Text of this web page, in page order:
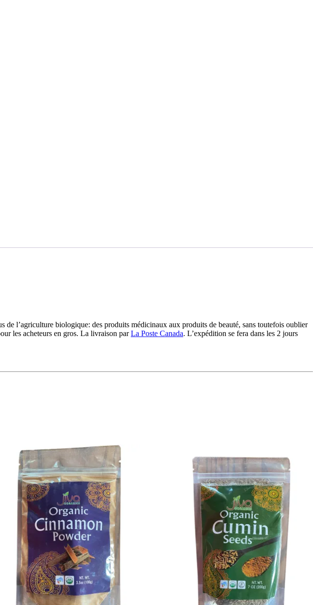
de l’agriculture biologique: des produits médicinaux aux produits de beauté, sans toutefois oublier
les acheteurs en gros. La livraison parLa Poste Canada. L’expédition se fera dans les 2 jours